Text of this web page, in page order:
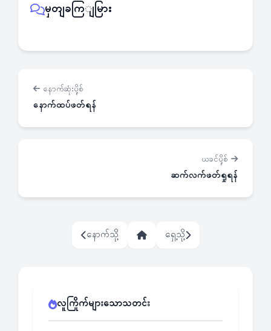
မှတျခကြျမြား
နောက်ဆုံးပို့စ်
နောက်ထပ်ဖတ်ရန်
ယခင်ပို့စ်
ဆက်လက်ဖတ်ရှုရန်
နောက်သို့ ရှေ့သို့
လူကြိုက်များသောသတင်း